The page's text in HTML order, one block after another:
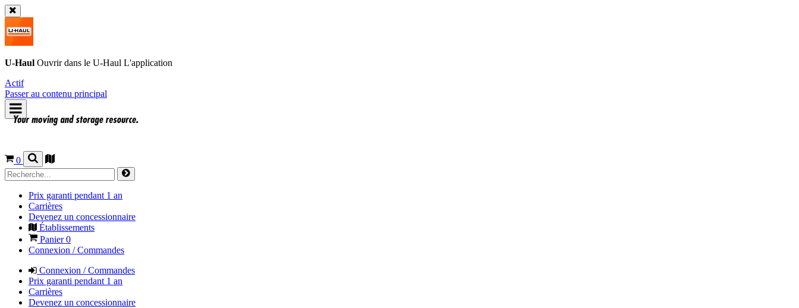
U-Haul Ouvrir dans le U-Haul L'application
Actif
Passer au contenu principal
0
Prix garanti pendant 1 an
Carrières
Devenez un concessionnaire
Établissements
Panier0
Connexion / Commandes
Connexion / Commandes
Prix garanti pendant 1 an
Carrières
Devenez un concessionnaire